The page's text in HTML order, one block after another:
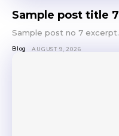
Sample post title 7
Sample post no 7 excerpt.
Blog AUGUST 9, 2026